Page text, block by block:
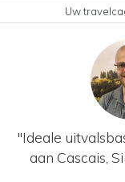
Uw
"Ideale
aan Cascais,